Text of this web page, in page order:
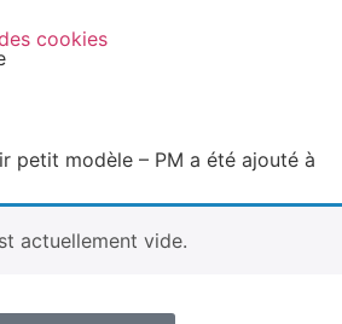
cookies
petit modèle – PM a été ajouté à
actuellement vide.